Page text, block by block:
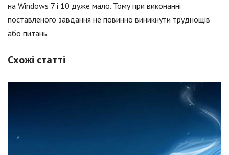
на Windows 7 і 10 дуже мало. Тому при виконанні
поставленого завдання не повинно виникнути труднощів
або питань.
Схожі статті